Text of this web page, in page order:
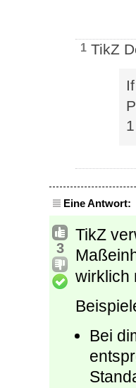
1 TikZ
Eine Antwort:
3
TikZ
wirklich
Bei